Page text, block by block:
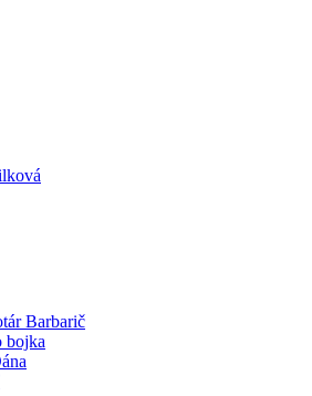
Barbarič
bojka